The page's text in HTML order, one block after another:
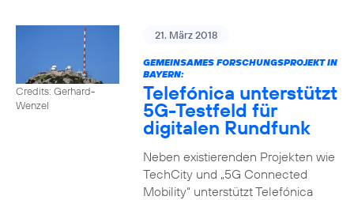
Credits: Gerhard-
Wenzel
21. März 2018
GEMEINSAMES FORSCHUNGSPROJEKT IN
BAYERN:
Telefónica unterstützt
5G-Testfeld für
digitalen Rundfunk
Neben existierenden Projekten wie
TechCity und „5G Connected
Mobility“ unterstützt Telefónica